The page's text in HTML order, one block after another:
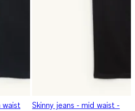
waist
Skinny jeans - mid waist -